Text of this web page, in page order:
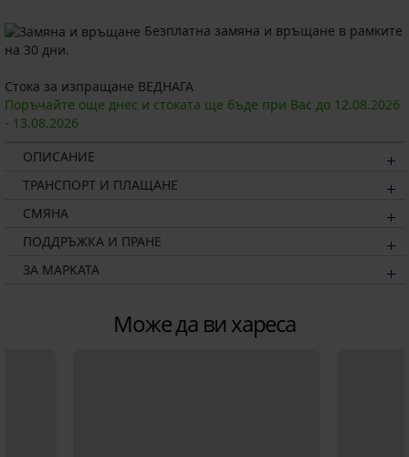
Безплатна замяна и връщане в рамките
на 30 дни.
Стока за изпращане ВЕДНАГА
Поръчайте още днес и стоката ще бъде при Вас до 12.08.2026
- 13.08.2026
ОПИСАНИЕ
ТРАНСПОРТ И ПЛАЩАНЕ
СМЯНА
ПОДДРЪЖКА И ПРАНЕ
ЗА МАРКАТА
Може да ви хареса